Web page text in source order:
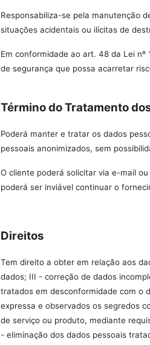
Responsabiliza-se pela manutenção
situações acidentais ou ilícitas de
Em conformidade ao art. 48 da Lei
de segurança que possa acarretar
Término do Tratamento
Poderá manter e tratar os dados
pessoais anonimizados, sem
O cliente poderá solicitar via e-mail
poderá ser inviável continuar o
Direitos
Tem direito a obter em relação aos
dados; III - correção de dados
tratados em desconformidade com o
expressa e observados os segredos
de serviço ou produto, mediante
- eliminação dos dados pessoais